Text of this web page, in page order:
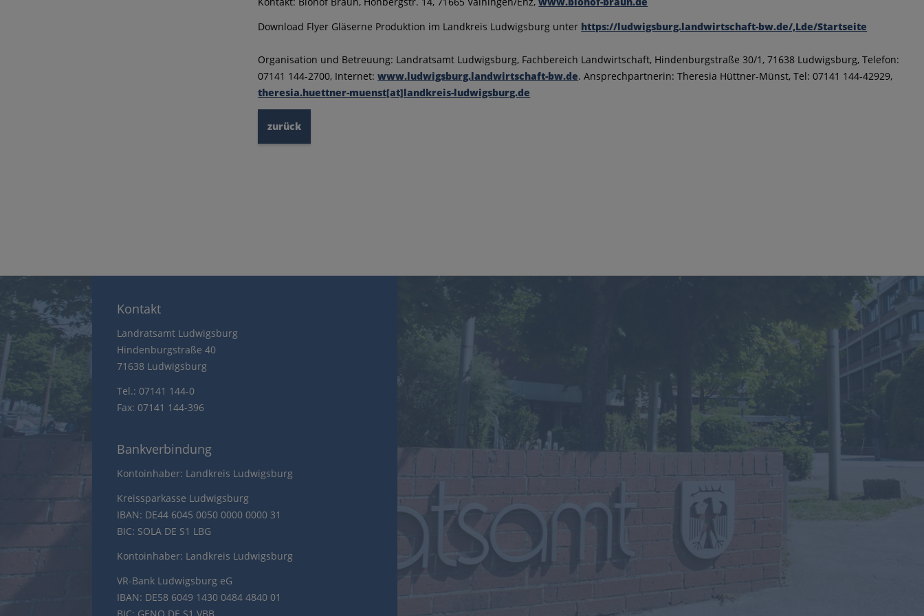
Download Flyer Gläserne Produktion im Landkreis Ludwigsburg unter https://ludwigsburg.landwirtschaft-bw.de/,Lde/Startseite
Organisation und Betreuung: Landratsamt Ludwigsburg, Fachbereich Landwirtschaft, Hindenburgstraße 30/1, 71638 Ludwigsburg, Telefon:
07141 144-2700, Internet:www.ludwigsburg.landwirtschaft-bw.de. Ansprechpartnerin: Theresia Hüttner-Münst, Tel: 07141 144-42929,
theresia.huettner-muenst[at]landkreis-ludwigsburg.de
zurück
Kontakt
Landratsamt Ludwigsburg
Hindenburgstraße 40
71638 Ludwigsburg
Tel.: 07141 144-0
Fax: 07141 144-396
Bankverbindung
Kontoinhaber: Landkreis Ludwigsburg
Kreissparkasse Ludwigsburg
IBAN: DE44 6045 0050 0000 0000 31
BIC: SOLA DE S1 LBG
Kontoinhaber: Landkreis Ludwigsburg
VR-Bank Ludwigsburg eG
IBAN: DE58 6049 1430 0484 4840 01